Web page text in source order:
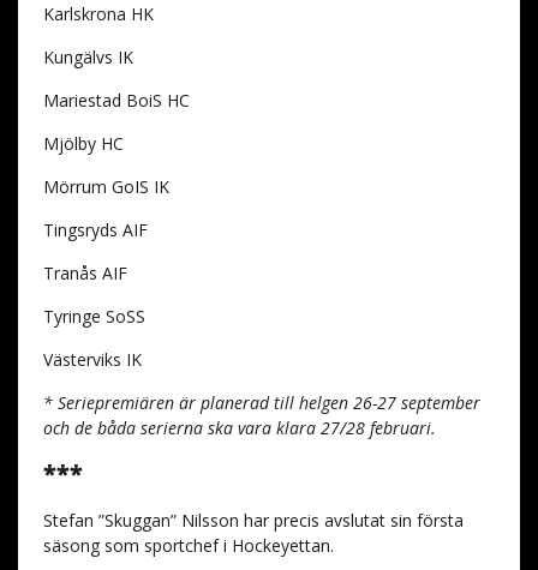
Karlskrona HK
Kungälvs IK
Mariestad BoiS HC
Mjölby HC
Mörrum GoIS IK
Tingsryds AIF
Tranås AIF
Tyringe SoSS
Västerviks IK
* Seriepremiären är planerad till helgen 26-27 september
och de båda serierna ska vara klara 27/28 februari.
***
Stefan ”Skuggan” Nilsson har precis avslutat sin första
säsong som sportchef i Hockeyettan.